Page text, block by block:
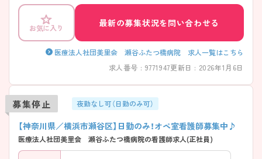
お気に入り 最新の募集状況を問い合わせる
医療法人社団美里会 瀬谷ふたつ橋病院 求人一覧はこちら
求人番号 : 9771947更新日 : 2026年1月6日
募集停止 夜勤なし可（日勤のみ可）
【神奈川県／横浜市瀬谷区】日勤のみ！オペ室看護師募集中♪
医療法人社団美里会 瀬谷ふたつ橋病院の看護師求人(正社員)